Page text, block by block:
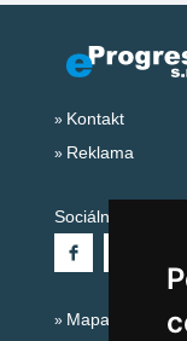
Kontakt
Reklama
Sociální sítě:
Mapa serveru